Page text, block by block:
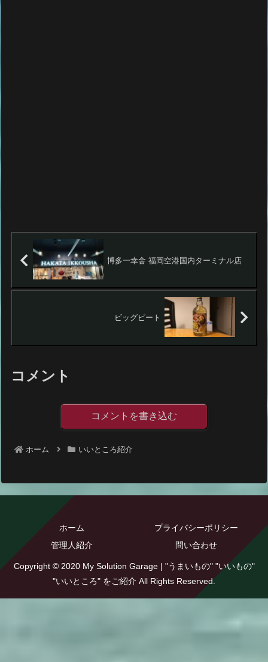
博多一幸舎 福岡空港国内ターミナル店
ビッグピート
コメント
コメントを書き込む
ホーム いいところ紹介
ホーム
プライバシーポリシー
管理人紹介
問い合わせ
Copyright © 2020 My Solution Garage | "うまいもの" "いいもの"
"いいところ" をご紹介 All Rights Reserved.